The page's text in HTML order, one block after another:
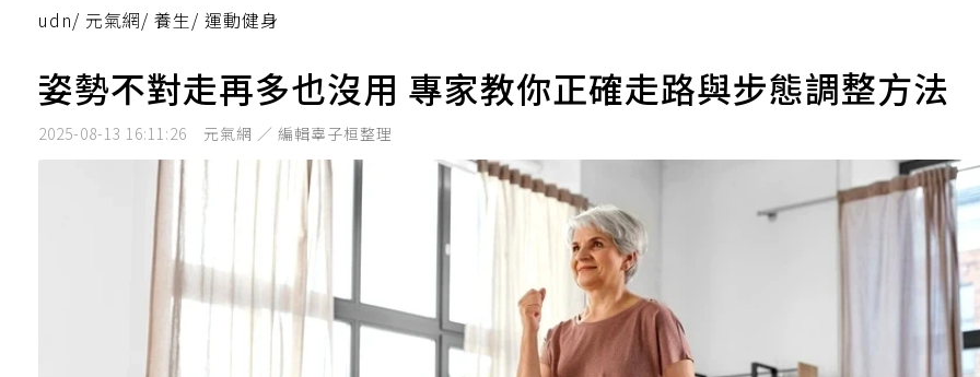
udn/ 元氣網/ 養生/ 運動健身
姿勢不對走再多也沒用 專家教你正確走路與步態調整方法
2025-08-13 16:11:26 元氣網 ／ 編輯辜子桓整理